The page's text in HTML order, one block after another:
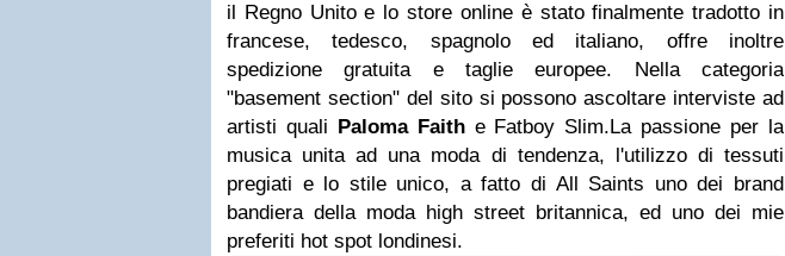
il Regno Unito e lo store online è stato finalmente tradotto in
francese, tedesco, spagnolo ed italiano, offre inoltre
spedizione gratuita e taglie europee. Nella categoria
"basement section" del sito si possono ascoltare interviste ad
artisti quali Paloma Faithe Fatboy Slim.La passione per la
musica unita ad una moda di tendenza, l'utilizzo di tessuti
pregiati e lo stile unico, a fatto di All Saints uno dei brand
bandiera della moda high street britannica, ed uno dei mie
preferiti hot spot londinesi.